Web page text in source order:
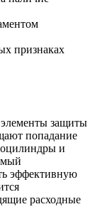
признаках
защиты
попадание
и
эффективную
расходные